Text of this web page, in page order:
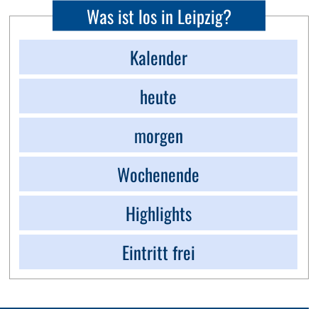
Was ist los in Leipzig?
Kalender
heute
morgen
Wochenende
Highlights
Eintritt frei